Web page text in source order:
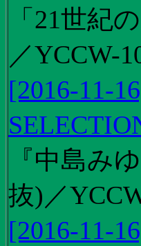
「21世紀
／YCCW-
[2016-11-
『中島み
抜)／
[2016-11-